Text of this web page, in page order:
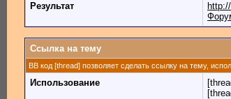
Результат
Ссылка на тему
BB код [thread] позволяет сделать ссылку на тему,
Использование